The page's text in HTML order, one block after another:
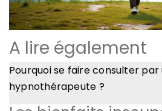
A lire également
Pourquoi se faire consulter par
hypnothérapeute ?